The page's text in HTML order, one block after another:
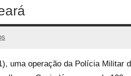
uma operação da Polícia Militar